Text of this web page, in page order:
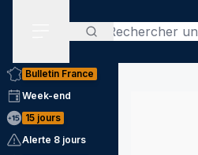
Rechercher
Bulletin France
Week-end
15 jours
Alerte 8 jours